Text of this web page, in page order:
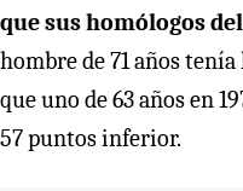
que sus homólogos
hombre de 71 años
que uno de 63 años en
57 puntos inferior.